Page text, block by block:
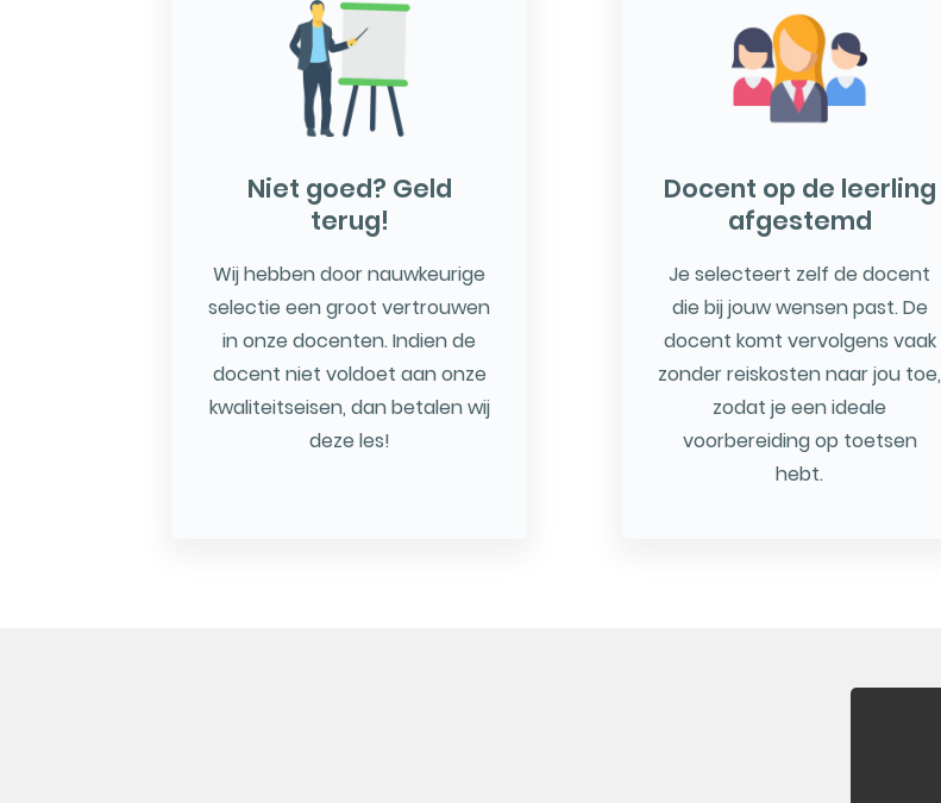
Niet goed? Geld
terug!
Wij hebben door nauwkeurige
selectie een groot vertrouwen
in onze docenten. Indien de
docent niet voldoet aan onze
kwaliteitseisen, dan betalen wij
deze les!
Docent op de leerling
afgestemd
Je selecteert zelf de docent
die bij jouw wensen past. De
docent komt vervolgens vaak
zonder reiskosten naar jou toe,
zodat je een ideale
voorbereiding op toetsen
hebt.